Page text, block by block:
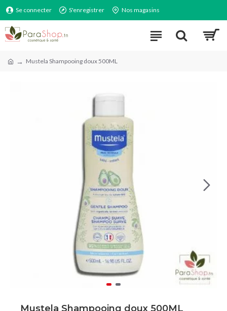
Se connecter S'enregistrer Nos magasins
Mustela Shampooing doux 500ML
Mustela Shampooing doux 500ML